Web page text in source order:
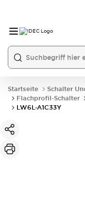
Startseite Schalter
Flachprofil-Schalter
LW6L-A1C33Y